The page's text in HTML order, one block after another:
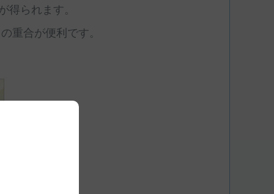
得られます。
重合が便利です。